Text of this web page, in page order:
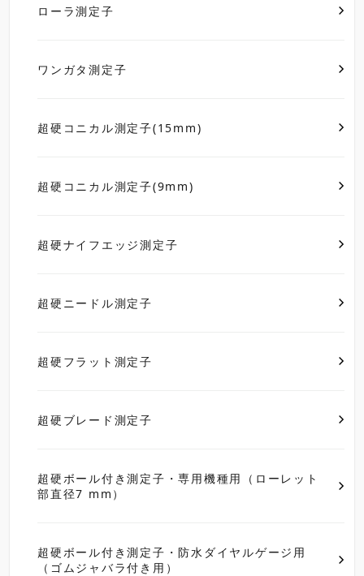
ローラ測定子
ワンガタ測定子
超硬コニカル測定子(15mm)
超硬コニカル測定子(9mm)
超硬ナイフエッジ測定子
超硬ニードル測定子
超硬フラット測定子
超硬ブレード測定子
超硬ボール付き測定子・専用機種用（ローレット
部直径7 mm）
超硬ボール付き測定子・防水ダイヤルゲージ用
（ゴムジャバラ付き用）